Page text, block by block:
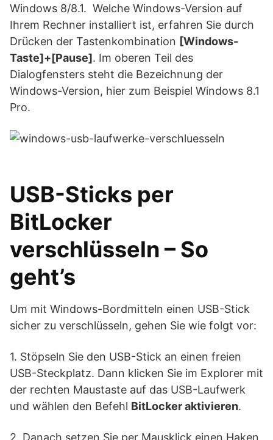
Windows 8/8.1. Welche Windows-Version auf
Ihrem Rechner installiert ist, erfahren Sie durch
Drücken der Tastenkombination [Windows-
Taste]+[Pause]. Im oberen Teil des
Dialogfensters steht die Bezeichnung der
Windows-Version, hier zum Beispiel Windows 8.1
Pro.
USB-Sticks per
BitLocker
verschlüsseln – So
geht’s
Um mit Windows-Bordmitteln einen USB-Stick
sicher zu verschlüsseln, gehen Sie wie folgt vor:
1. Stöpseln Sie den USB-Stick an einen freien
USB-Steckplatz. Dann klicken Sie im Explorer mit
der rechten Maustaste auf das USB-Laufwerk
und wählen den Befehl BitLocker aktivieren.
2. Danach setzen Sie per Mausklick einen Haken